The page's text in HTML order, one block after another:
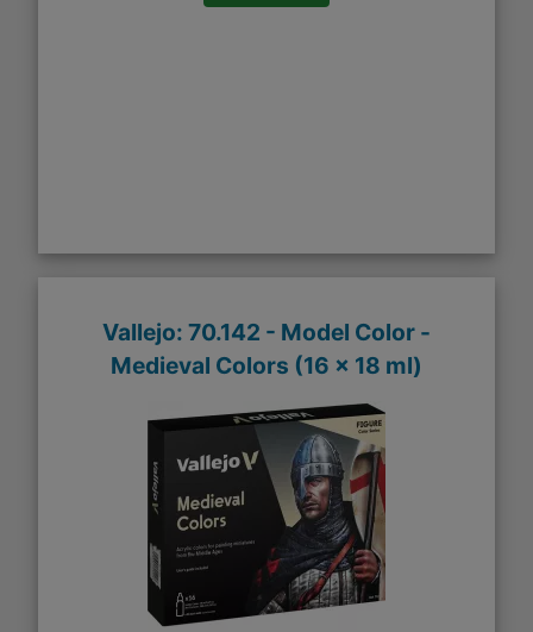
Vallejo: 70.142 - Model Color -
Medieval Colors (16 x 18 ml)